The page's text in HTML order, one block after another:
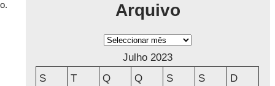
Arquivo
A
q
Julho 2023
S
T Q Q S S D